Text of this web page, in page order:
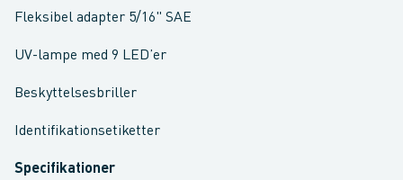
Fleksibel adapter 5/16" SAE
UV-lampe med 9 LED’er
Beskyttelsesbriller
Identifikationsetiketter
Specifikationer